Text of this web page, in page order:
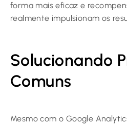
forma mais eficaz e
realmente impulsionam os
Solucionando
Comuns
Mesmo com o Google